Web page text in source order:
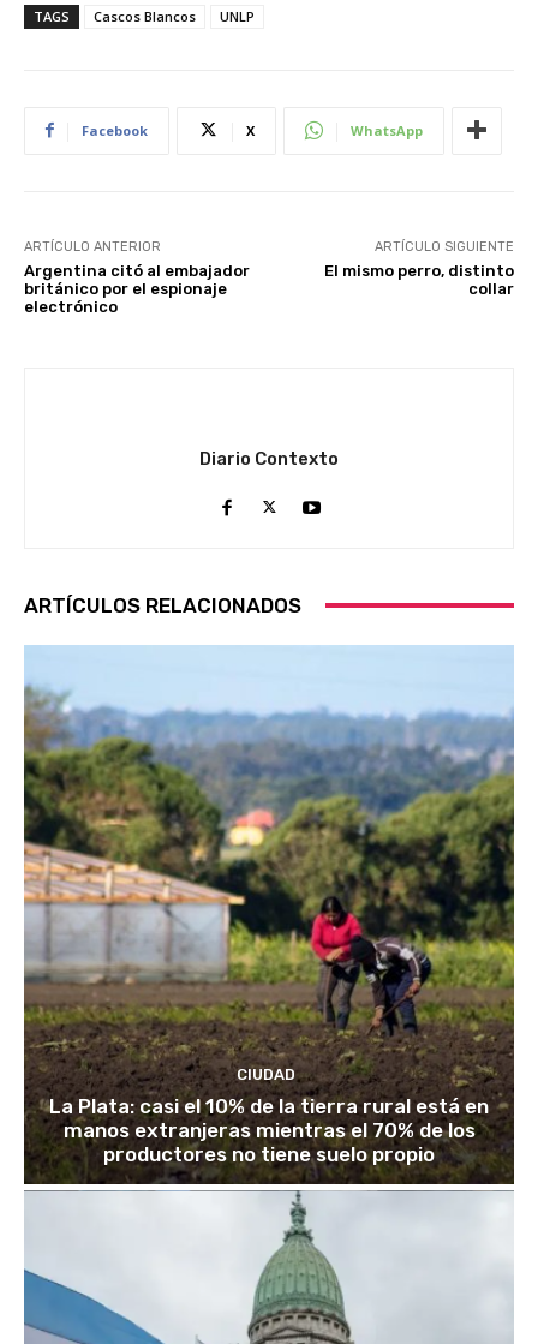
TAGS Cascos Blancos UNLP
Facebook X WhatsApp
ARTÍCULO ANTERIOR
Argentina citó al embajador
británico por el espionaje
electrónico
ARTÍCULO SIGUIENTE
El mismo perro, distinto
collar
Diario Contexto
ARTÍCULOS RELACIONADOS
CIUDAD
La Plata: casi el 10% de la tierra rural está en
manos extranjeras mientras el 70% de los
productores no tiene suelo propio